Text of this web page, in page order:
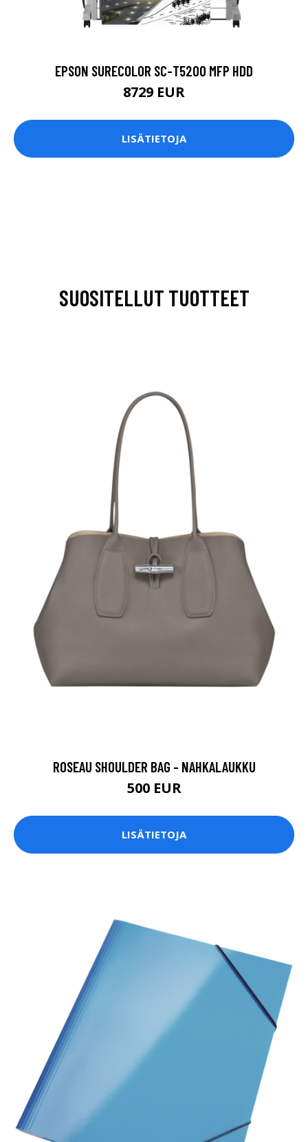
EPSON SURECOLOR SC-T5200 MFP HDD
8729 EUR
LISÄTIETOJA
SUOSITELLUT TUOTTEET
ROSEAU SHOULDER BAG - NAHKALAUKKU
500 EUR
LISÄTIETOJA